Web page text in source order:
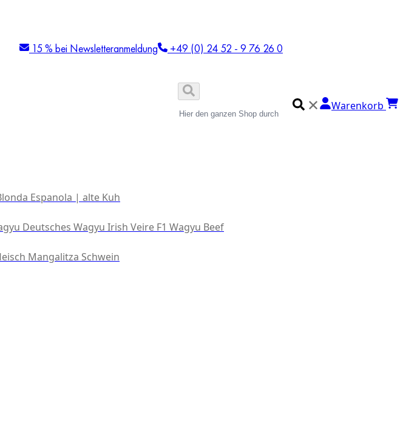
15 % bei Newsletteranmeldung +49 (0) 24 52 - 9 76 26 0
✕ Warenkorb
Espanola | alte Kuh
Deutsches Wagyu Irish Veire F1 Wagyu Beef
Mangalitza Schwein